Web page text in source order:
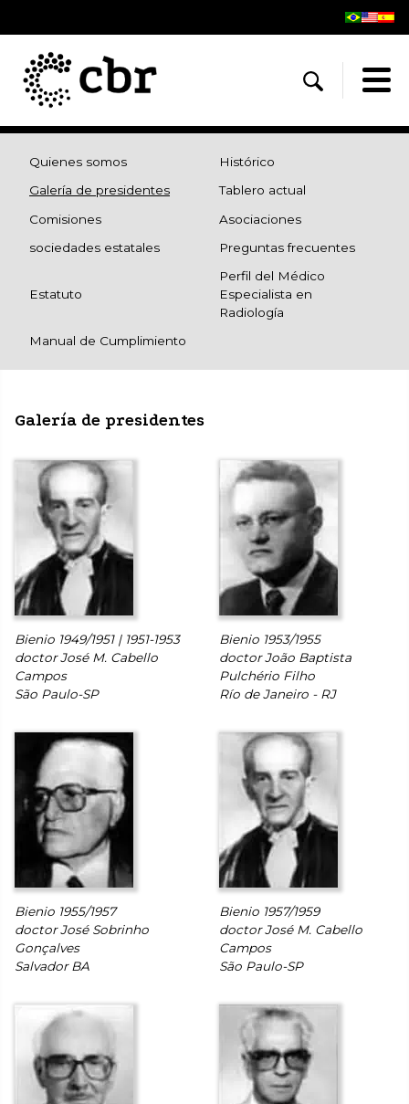
Quienes somos
Histórico
Galería de presidentes
Tablero actual
Comisiones
Asociaciones
sociedades estatales
Preguntas frecuentes
Estatuto
Perfil del Médico
Especialista en
Radiología
Manual de Cumplimiento
Galería de presidentes
Bienio 1949/1951 | 1951-1953
doctor José M. Cabello
Campos
São Paulo-SP
Bienio 1953/1955
doctor João Baptista
Pulchério Filho
Río de Janeiro - RJ
Bienio 1955/1957
doctor José Sobrinho
Gonçalves
Salvador BA
Bienio 1957/1959
doctor José M. Cabello
Campos
São Paulo-SP